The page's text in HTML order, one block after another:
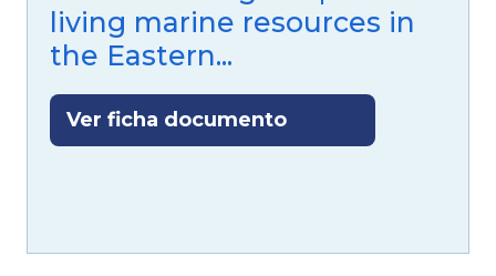
living marine resources in
the Eastern...
Ver ficha documento